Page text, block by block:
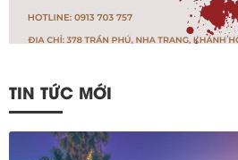
TIN TỨC MỚI